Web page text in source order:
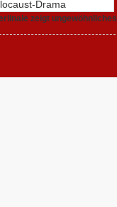
zeigt ungewöhnliches